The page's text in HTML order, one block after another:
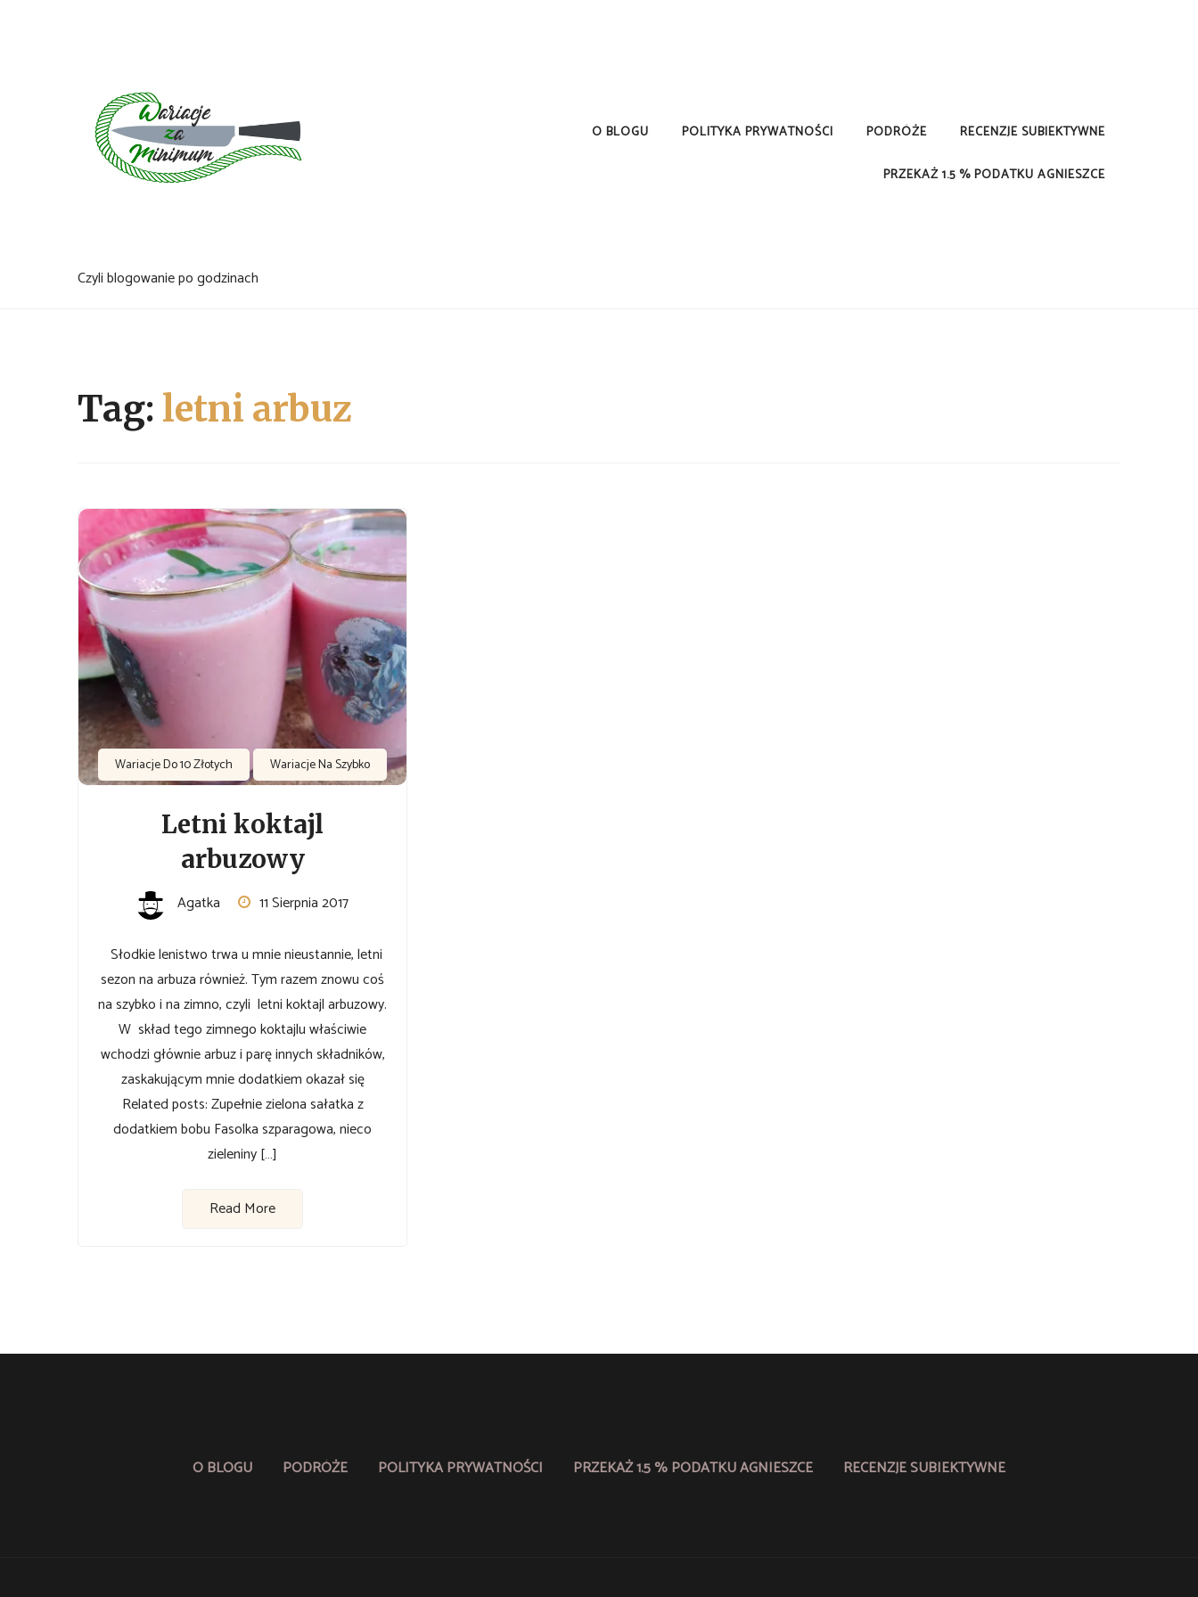
Czyli blogowanie po godzinach
O BLOGU POLITYKA PRYWATNOŚCI PODRÓŻE RECENZJE SUBIEKTYWNE
PRZEKAŻ 1.5 % PODATKU AGNIESZCE
Tag: letni arbuz
Wariacje Do 10 Złotych Wariacje Na Szybko
Letni koktajl
arbuzowy
Agatka 11 Sierpnia 2017
Słodkie lenistwo trwa u mnie nieustannie, letni
sezon na arbuza również. Tym razem znowu coś
na szybko i na zimno, czyli letni koktajl arbuzowy.
W skład tego zimnego koktajlu właściwie
wchodzi głównie arbuz i parę innych składników,
zaskakującym mnie dodatkiem okazał się
Related posts: Zupełnie zielona sałatka z
dodatkiem bobu Fasolka szparagowa, nieco
zieleniny […]
Read More
O BLOGU PODRÓŻE POLITYKA PRYWATNOŚCI PRZEKAŻ 1.5 % PODATKU AGNIESZCE RECENZJE SUBIEKTYWNE